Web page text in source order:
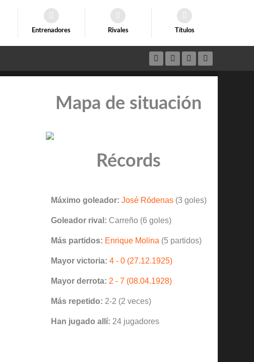
Entrenadores Rivales Títulos
Mapa de situación
Récords
Máximo goleador: José Ródenas(3 goles)
Goleador rival: Carreño (6 goles)
Más partidos: Enrique Molina (5 partidos)
Mayor victoria: 4 - 0 (27.12.1925)
Mayor derrota: 2 - 7 (08.04.1928)
Más repetido: 2-2 (2 veces)
Han jugado allí: 24 jugadores